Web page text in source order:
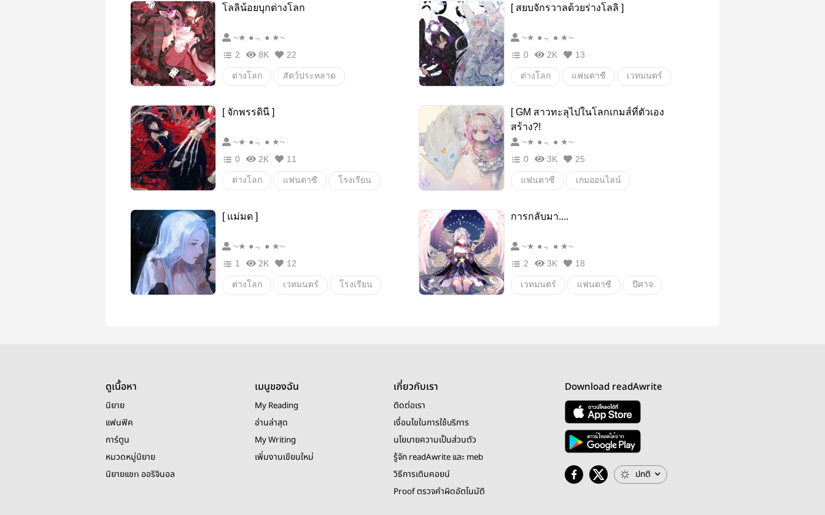
สงคราม พระเอกหน้าตาย
โลลิน้อยบุกต่างโลก
~★ ●﹃ ● ★~
2
8K 22
ต่างโลก สัตว์ประหลาด
[ สยบจักรวาลด้วยร่างโลลิ ]
~★ ●﹃ ● ★~
0
2K 13
ต่างโลก แฟนตาซี เวทมนตร์
สงคราม
[ จักพรรดินี ]
~★ ●﹃ ● ★~
0
2K 11
ต่างโลก แฟนตาซี โรงเรียน
ผจญภัย
[ GM สาวทะลุไปในโลกเกมส์ที่ตัวเอง
สร้าง?!
~★ ●﹃ ● ★~
0
3K 25
แฟนตาซี เกมออนไลน์
[ แม่มด ]
~★ ●﹃ ● ★~
1
2K 12
ต่างโลก เวทมนตร์ โรงเรียน
การกลับมา....
~★ ●﹃ ● ★~
2
3K 18
เวทมนตร์ แฟนตาซี ปีศาจ
ดูเนื้อหา
นิยาย
แฟนฟิค
การ์ตูน
หมวดหมู่นิยาย
นิยายแชท ออริจินอล
เมนูของฉัน
My Reading
อ่านล่าสุด
My Writing
เพิ่มงานเขียนใหม่
เกี่ยวกับเรา
ติดต่อเรา
เงื่อนไขในการใช้บริการ
นโยบายความเป็นส่วนตัว
รู้จัก readAwrite และ meb
วิธีการเติมคอยน์
Proof ตรวจคำผิดอัตโนมัติ
Download readAwrite
ปกติ